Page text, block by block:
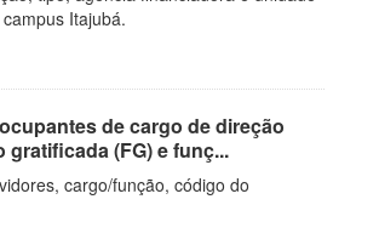
Itajubá.
de cargo de direção
gratificada (FG) e funç...
cargo/função, código do